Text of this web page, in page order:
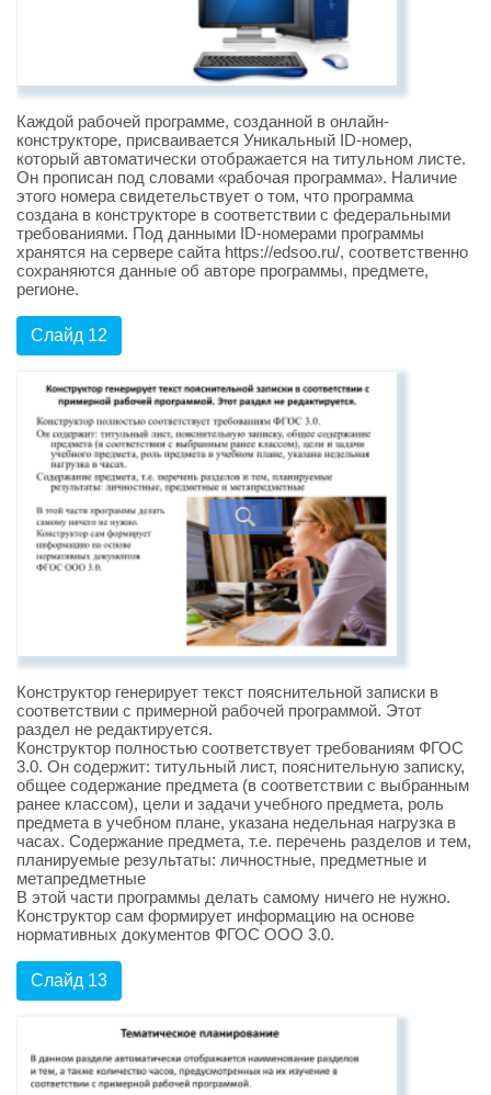
Каждой рабочей программе, созданной в онлайн-
конструкторе, присваивается Уникальный ID-номер,
который автоматически отображается на титульном листе.
Он прописан под словами «рабочая программа». Наличие
этого номера свидетельствует о том, что программа
создана в конструкторе в соответствии с федеральными
требованиями. Под данными ID-номерами программы
хранятся на сервере сайта https://edsoo.ru/, соответственно
сохраняются данные об авторе программы, предмете,
регионе.
Слайд 12
Конструктор генерирует текст пояснительной записки в
соответствии с примерной рабочей программой. Этот
раздел не редактируется.
Конструктор полностью соответствует требованиям ФГОС
3.0. Он содержит: титульный лист, пояснительную записку,
общее содержание предмета (в соответствии с выбранным
ранее классом), цели и задачи учебного предмета, роль
предмета в учебном плане, указана недельная нагрузка в
часах. Содержание предмета, т.е. перечень разделов и тем,
планируемые результаты: личностные, предметные и
метапредметные
В этой части программы делать самому ничего не нужно.
Конструктор сам формирует информацию на основе
нормативных документов ФГОС ООО 3.0.
Слайд 13